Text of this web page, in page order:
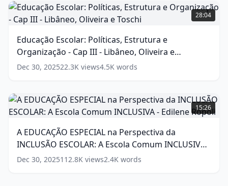
Escolar:
Políticas,
e
Organização
Cap
-
Libâneo,
Oliveira
Toschi (14
words)
28:04
Educação Escolar: Políticas, Estrutura e
Organização - Cap III - Libâneo, Oliveira e
Toschi
(14words)
Dec 30, 202522.3K views4.5K words
A
EDUCAÇÃO
ESPECIAL
Perspectiva
da
INCLUSÃO
ESCOLAR:
15:26
A EDUCAÇÃO ESPECIAL na Perspectiva da
INCLUSÃO ESCOLAR: A Escola Comum INCLUSIVA -
Edilene Ropoli (15 words)
Dec 30, 2025112.8K views2.4K words